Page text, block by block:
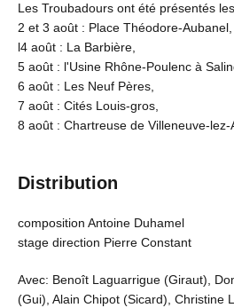
Les Troubadours ont été présentés les
2 et 3 août : Place Théodore-Aubanel,
l4 août : La Barbière,
5 août : l'Usine Rhône-Poulenc à
6 août : Les Neuf Pères,
7 août : Cités Louis-gros,
8 août : Chartreuse de Villeneuve-lez-
Distribution
composition Antoine Duhamel
stage direction Pierre Constant
Avec: Benoît Laguarrigue (Giraut),
(Gui), Alain Chipot (Sicard), Christine